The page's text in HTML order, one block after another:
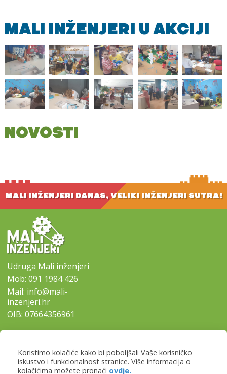
MALI INŽENJERI U AKCIJI
NOVOSTI
Koristimo kolačiće kako bi poboljšali Vaše korisničko
iskustvo i funkcionalnost stranice. Više informacija o
kolačićima možete pronaći ovdje.
MALI INŽENJERI DANAS, VELIKI INŽENJERI SUTRA!
Udruga Mali inženjeri
Mob:091 1984 426
Mail: info@mali-
inzenjeri.hr
OIB: 07664356961
Naslovna
Naši programi